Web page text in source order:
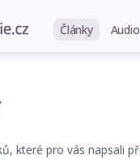
Články Audio
které pro vás napsali